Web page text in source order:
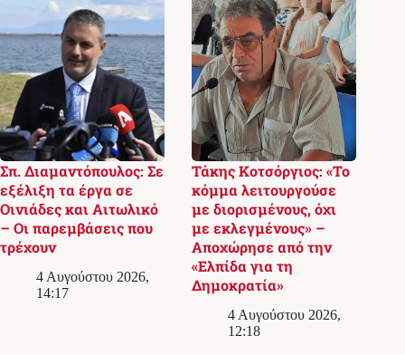
Σπ. Διαμαντόπουλος: Σε
εξέλιξη τα έργα σε
Οινιάδες και Αιτωλικό
– Οι παρεμβάσεις που
τρέχουν
4 Αυγούστου 2026,
14:17
Τάκης Κοτσόργιος: «Το
κόμμα λειτουργούσε
με διορισμένους, όχι
με εκλεγμένους» –
Αποχώρησε από την
«Ελπίδα για τη
Δημοκρατία»
4 Αυγούστου 2026,
12:18